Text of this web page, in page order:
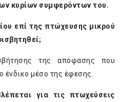
κυρίων συμφερόντων του.
επί της πτώχευσης μικρού
της απόφασης που
ένδικο μέσο της έφεσης.
για τις πτωχεύσεις